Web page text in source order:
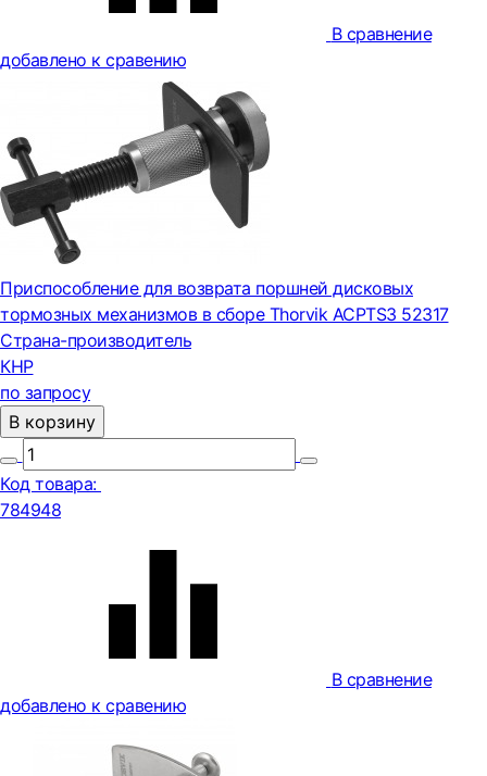
В сравнение
добавлено к сравению
Приспособление для возврата поршней дисковых
тормозных механизмов в сборе Thorvik ACPTS3 52317
Страна-производитель
КНР
по запросу
В корзину
Код товара:
784948
В сравнение
добавлено к сравению